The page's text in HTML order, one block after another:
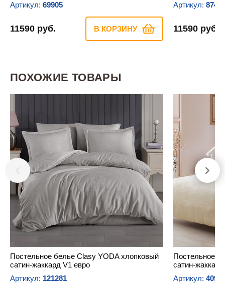
Артикул: 69905
11590 руб. В КОРЗИНУ
Артикул:
11590 руб.
ПОХОЖИЕ ТОВАРЫ
Постельное белье Clasy YODA хлопковый
сатин-жаккард V1 евро
Артикул: 121281
Постельное
сатин-
Артикул: